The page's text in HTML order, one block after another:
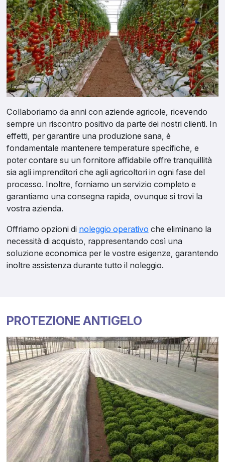
Collaboriamo da anni con aziende agricole, ricevendo
sempre un riscontro positivo da parte dei nostri clienti. In
effetti, per garantire una produzione sana, è
fondamentale mantenere temperature specifiche, e
poter contare su un fornitore affidabile offre tranquillità
sia agli imprenditori che agli agricoltori in ogni fase del
processo. Inoltre, forniamo un servizio completo e
garantiamo una consegna rapida, ovunque si trovi la
vostra azienda.
Offriamo opzioni di noleggio operativo che eliminano la
necessità di acquisto, rappresentando così una
soluzione economica per le vostre esigenze, garantendo
inoltre assistenza durante tutto il noleggio.
PROTEZIONE ANTIGELO